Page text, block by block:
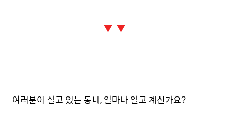
▼ ▼
여러분이 살고 있는 동네, 얼마나 알고 계신가요?